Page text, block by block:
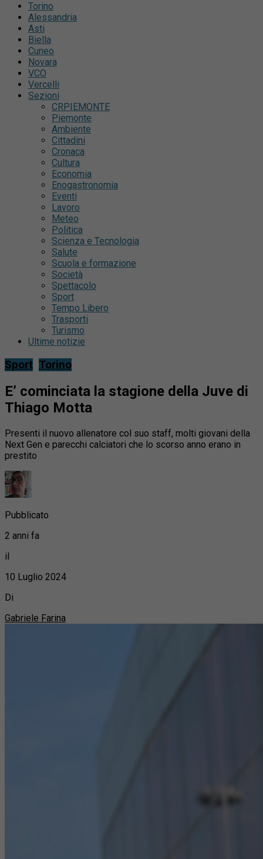
Torino
Alessandria
Asti
Biella
Cuneo
Novara
VCO
Vercelli
Sezioni
CRPIEMONTE
Piemonte
Ambiente
Cittadini
Cronaca
Cultura
Economia
Enogastronomia
Eventi
Lavoro
Meteo
Politica
Scienza e Tecnologia
Salute
Scuola e formazione
Società
Spettacolo
Sport
Tempo Libero
Trasporti
Turismo
Ultime notizie
Sport Torino
E’ cominciata la stagione della Juve di
Thiago Motta
Presenti il nuovo allenatore col suo staff, molti giovani della
Next Gen e parecchi calciatori che lo scorso anno erano in
prestito
Pubblicato
2 anni fa
il
10 Luglio 2024
Di
Gabriele Farina